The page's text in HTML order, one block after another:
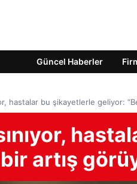
Güncel Haberler
hastalar bu şikayetlerle geliyor:
artış